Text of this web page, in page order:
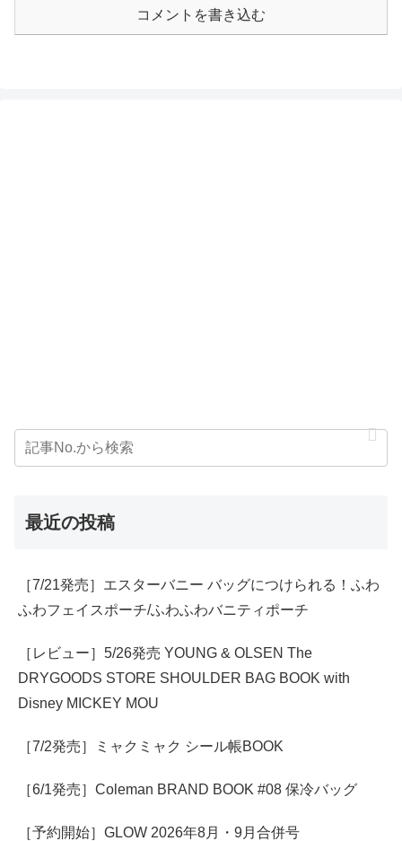
コメントを書き込む
最近の投稿
［7/21発売］エスターバニー バッグにつけられる！ふわ
ふわフェイスポーチ/ふわふわバニティポーチ
［レビュー］5/26発売 YOUNG & OLSEN The
DRYGOODS STORE SHOULDER BAG BOOK with
Disney MICKEY MOU
［7/2発売］ミャクミャク シール帳BOOK
［6/1発売］Coleman BRAND BOOK #08 保冷バッグ
［予約開始］GLOW 2026年8月・9月合併号